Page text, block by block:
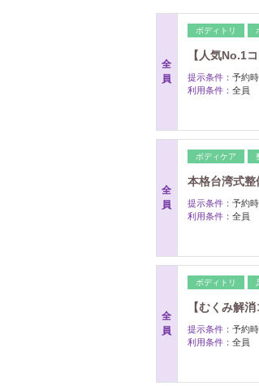
全
員
ボディトリ
【人気No.1
提示条件： 予約
利用条件： 全員
全
員
ボディケア
本格台湾式
提示条件： 予約
利用条件： 全員
全
員
ボディトリ
【むくみ解
提示条件： 予約
利用条件： 全員